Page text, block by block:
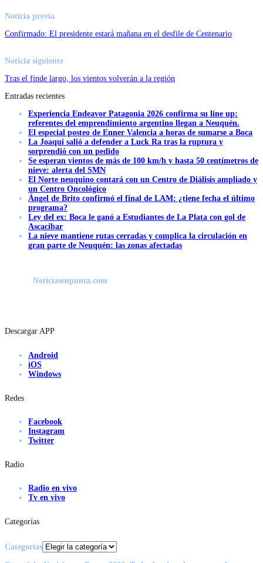
Noticia previa
Confirmado: El presidente estará mañana en el desfile de Centenario
Noticia siguiente
Tras el finde largo, los vientos volverán a la región
Entradas recientes
Experiencia Endeavor Patagonia 2026 confirma su line up:
referentes del emprendimiento argentino llegan a Neuquén.
El especial posteo de Enner Valencia a horas de sumarse a Boca
La Joaqui salió a defender a Luck Ra tras la ruptura y
sorprendió con un pedido
Se esperan vientos de más de 100 km/h y hasta 50 centímetros de
nieve: alerta del SMN
El Norte neuquino contará con un Centro de Diálisis ampliado y
un Centro Oncológico
Ángel de Brito confirmó el final de LAM: ¿tiene fecha el último
programa?
Ley del ex: Boca le ganó a Estudiantes de La Plata con gol de
Ascacibar
La nieve mantiene rutas cerradas y complica la circulación en
gran parte de Neuquén: las zonas afectadas
Noticiasenpunta.com
Descargar APP
Android
iOS
Windows
Redes
Facebook
Instagram
Twitter
Radio
Radio en vivo
Tv en vivo
Categorías
Categorías